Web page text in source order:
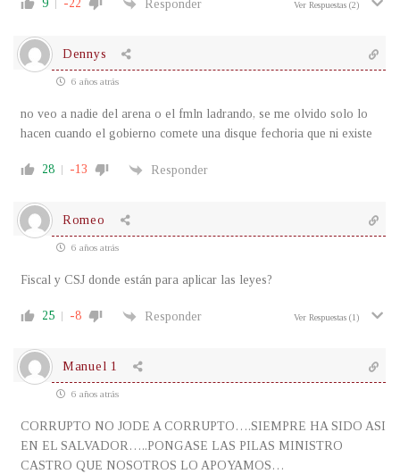
9 -22 Responder Ver Respuestas (2)
Dennys
6 años atrás
no veo a nadie del arena o el fmln ladrando, se me olvido solo lo
hacen cuando el gobierno comete una disque fechoria que ni existe
28 -13 Responder
Romeo
6 años atrás
Fiscal y CSJ donde están para aplicar las leyes?
25 -8 Responder Ver Respuestas (1)
Manuel 1
6 años atrás
CORRUPTO NO JODE A CORRUPTO….SIEMPRE HA SIDO ASI
EN EL SALVADOR…..PONGASE LAS PILAS MINISTRO
CASTRO QUE NOSOTROS LO APOYAMOS…